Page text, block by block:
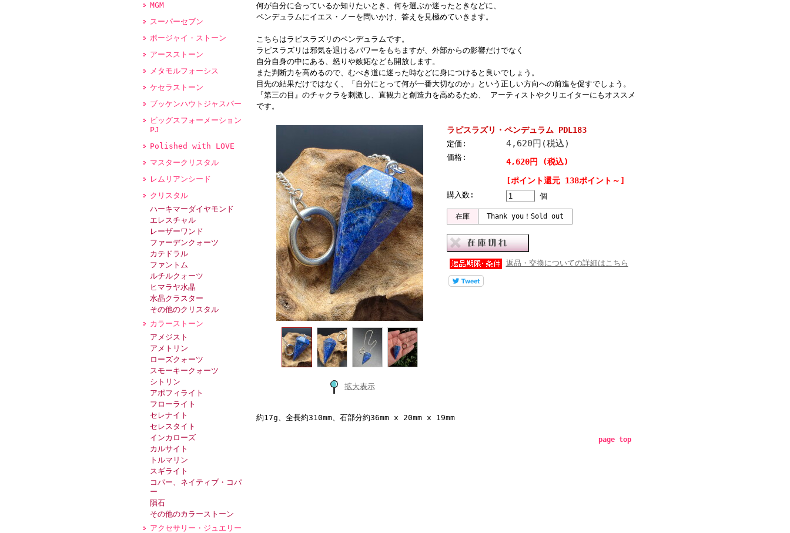
MGM
スーパーセブン
ボージャイ・ストーン
アースストーン
メタモルフォーシス
ケセラストーン
ブッケンハウトジャスパー
ビッグスフォーメーション
PJ
Polished with LOVE
マスタークリスタル
レムリアンシード
クリスタル
ハーキマーダイヤモンド
エレスチャル
レーザーワンド
ファーデンクォーツ
カテドラル
ファントム
ルチルクォーツ
ヒマラヤ水晶
水晶クラスター
その他のクリスタル
カラーストーン
アメジスト
アメトリン
ローズクォーツ
スモーキークォーツ
シトリン
アポフィライト
フローライト
セレナイト
セレスタイト
インカローズ
カルサイト
トルマリン
スギライト
コパー、ネイティブ・コパ
ー
隕石
その他のカラーストーン
アクセサリー・ジュエリー
何が自分に合っているか知りたいとき、何を選ぶか迷ったときなどに、
ペンデュラムにイエス・ノーを問いかけ、答えを見極めていきます。
こちらはラピスラズリのペンデュラムです。
ラピスラズリは邪気を退けるパワーをもちますが、外部からの影響だけでなく
自分自身の中にある、怒りや嫉妬なども開放します。
また判断力を高めるので、むべき道に迷った時などに身につけると良いでしょう。
目先の結果だけではなく、「自分にとって何が一番大切なのか」という正しい方向への前進を促すでしょう。
『第三の目』のチャクラを刺激し、直観力と創造力を高めるため、 アーティストやクリエイターにもオススメ
です。
拡大表示
ラピスラズリ・ペンデュラム PDL183
定価: 4,620円(税込)
価格:
4,620円 (税込)
[ポイント還元 138ポイント～]
購入数: 個
在庫 Thank you！Sold out
返品・交換についての詳細はこちら
約17g、全長約310mm、石部分約36mm x 20mm x 19mm
page top